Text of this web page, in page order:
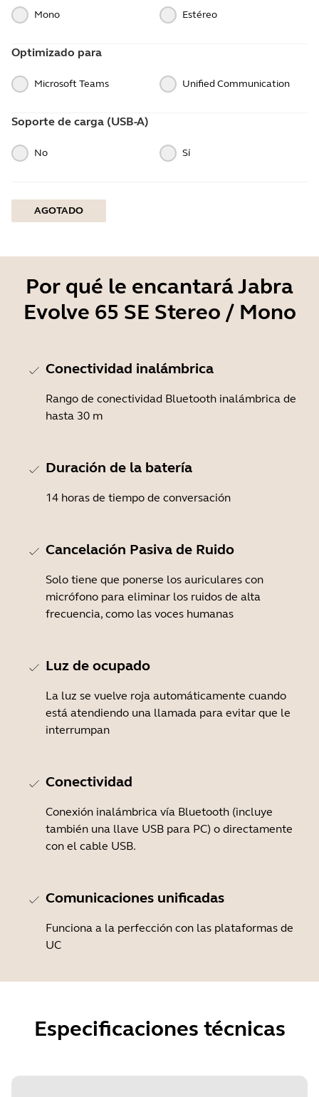
Mono Estéreo
Optimizado para
Microsoft Teams Unified Communication
Soporte de carga (USB-A)
No Sí
AGOTADO
Por qué le encantará Jabra
Evolve 65 SE Stereo / Mono
Conectividad inalámbrica
Rango de conectividad Bluetooth inalámbrica de
hasta 30 m
Duración de la batería
14 horas de tiempo de conversación
Cancelación Pasiva de Ruido
Solo tiene que ponerse los auriculares con
micrófono para eliminar los ruidos de alta
frecuencia, como las voces humanas
Luz de ocupado
La luz se vuelve roja automáticamente cuando
está atendiendo una llamada para evitar que le
interrumpan
Conectividad
Conexión inalámbrica vía Bluetooth (incluye
también una llave USB para PC) o directamente
con el cable USB.
Comunicaciones unificadas
Funciona a la perfección con las plataformas de
UC
Especificaciones técnicas